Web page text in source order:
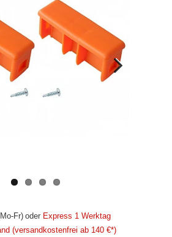
Fr) oder Express 1 Werktag
(versandkostenfrei ab 140 €*)